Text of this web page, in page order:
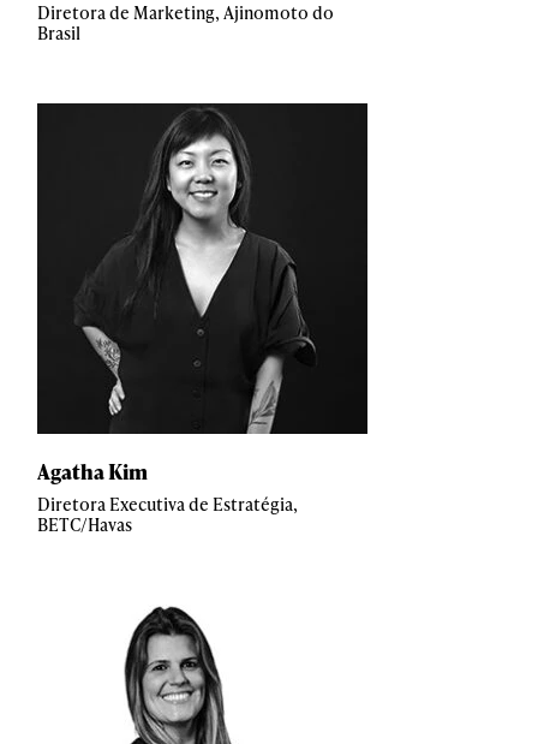
Diretora de Marketing, Ajinomoto do
Brasil
Agatha Kim
Diretora Executiva de Estratégia,
BETC/Havas